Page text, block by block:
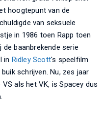
hoogtepunt van de
van seksuele
in 1986 toen Rapp toen
de baanbrekende serie
in Ridley Scott's speelfilm
schrijven. Nu, zes jaar
als het VK, is Spacey dus